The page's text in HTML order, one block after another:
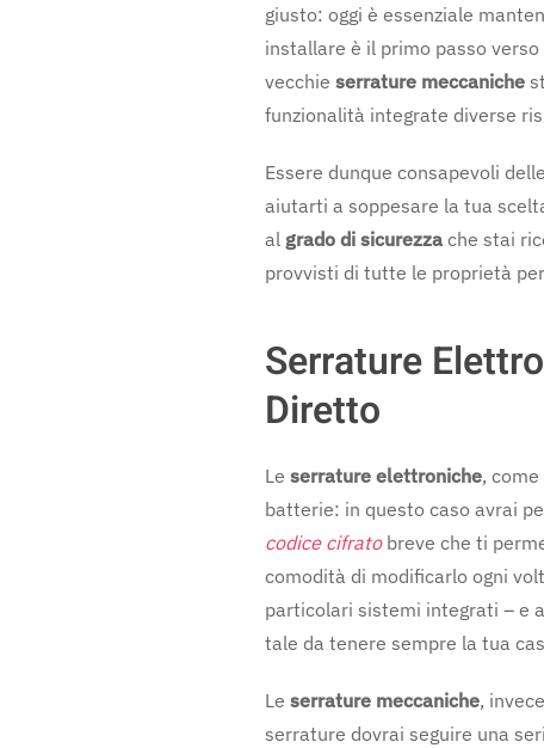
giusto: oggi è essenziale
installare è il primo passo
vecchie serrature meccaniche
funzionalità integrate diverse
Essere dunque consapevoli
aiutarti a soppesare la tua
al grado di sicurezza che stai
provvisti di tutte le proprietà
Serrature
Diretto
Le serrature elettroniche,
batterie: in questo caso avrai
codice cifratobreve che ti
comodità di modificarlo ogni
particolari sistemi integrati – e
tale da tenere sempre la tua
Le serrature meccaniche,
serrature dovrai seguire una